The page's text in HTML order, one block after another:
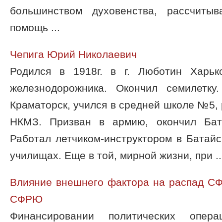
большинством духовенства,
помощь ...
Чепига Юрий Николаевич
Родился в 1918г. в г. Люботин
железнодорожника. Окончил
Краматорск, учился в средней школе №5,
НКМЗ. Призван в армию, окончил
Работал летчиком-инструктором в
училищах. Еще в той, мирной жизни, при
Влияние внешнего фактора на распад
СФРЮ
Финансировании политических